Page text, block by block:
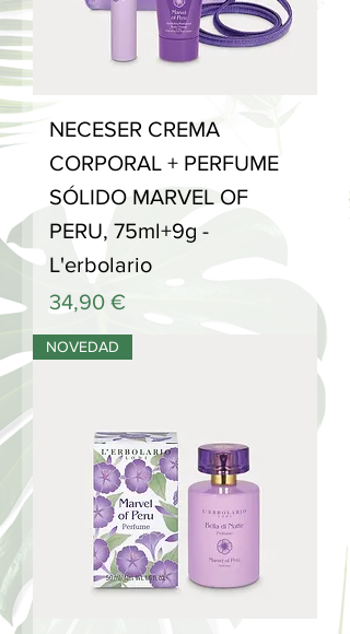
NECESER CREMA
CORPORAL + PERFUME
SÓLIDO MARVEL OF
PERU, 75ml+9g -
L'erbolario
Precio
34,90 €
NOVEDAD